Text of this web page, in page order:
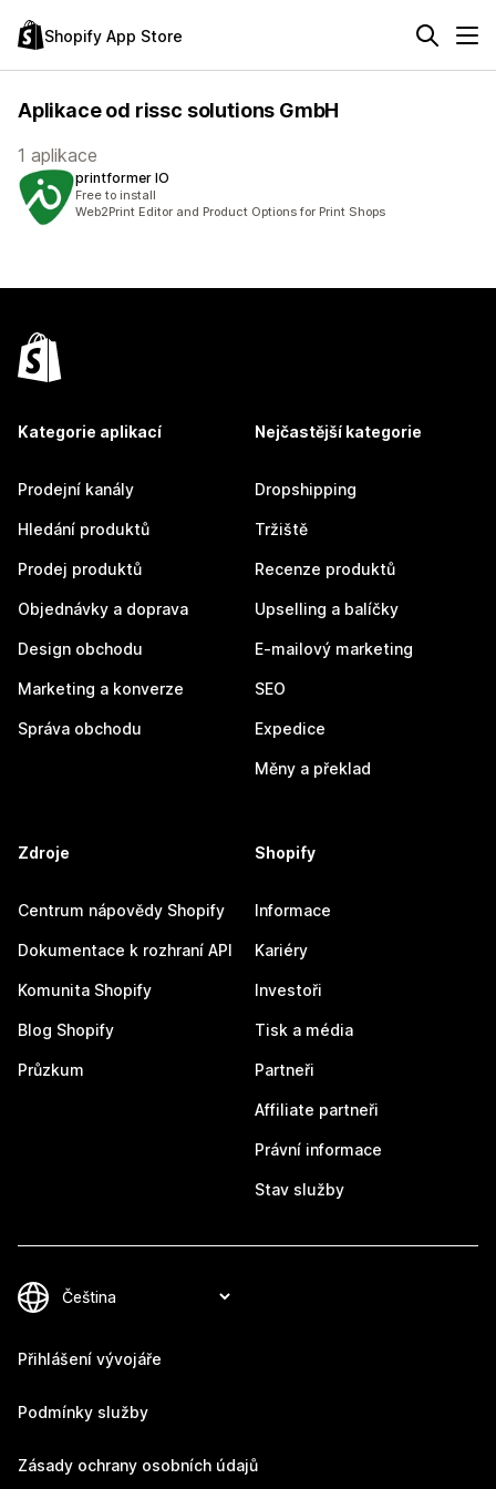
Shopify App Store
Aplikace od rissc solutions GmbH
1 aplikace
printformer IO
Free to install
Web2Print Editor and Product Options for Print Shops
Kategorie aplikací
Prodejní kanály
Hledání produktů
Prodej produktů
Objednávky a doprava
Design obchodu
Marketing a konverze
Správa obchodu
Nejčastější kategorie
Dropshipping
Tržiště
Recenze produktů
Upselling a balíčky
E-mailový marketing
SEO
Expedice
Měny a překlad
Zdroje
Centrum nápovědy Shopify
Dokumentace k rozhraní API
Komunita Shopify
Blog Shopify
Průzkum
Shopify
Informace
Kariéry
Investoři
Tisk a média
Partneři
Affiliate partneři
Právní informace
Stav služby
Přihlášení vývojáře
Podmínky služby
Zásady ochrany osobních údajů